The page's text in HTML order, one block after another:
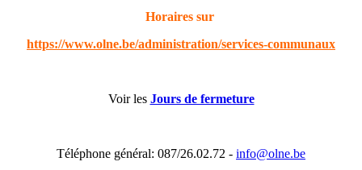
Horaires sur
https://www.olne.be/administration/services-communaux
Voir les Jours de fermeture
Téléphone général: 087/26.02.72 - info@olne.be